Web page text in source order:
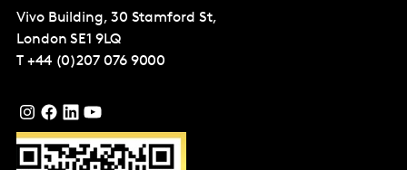
Vivo Building, 30 Stamford St,
London SE1 9LQ
T +44 (0)207 076 9000